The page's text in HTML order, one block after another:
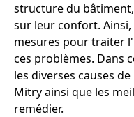
structure du
sur leur confort.
mesures pour traiter
ces problèmes. Dans
les diverses causes
Mitry ainsi que les
remédier.